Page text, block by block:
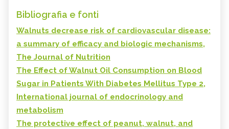
Bibliografia e fonti
Walnuts decrease risk of cardiovascular disease:
a summary of efficacy and biologic mechanisms,
The Journal of Nutrition
The Effect of Walnut Oil Consumption on Blood
Sugar in Patients With Diabetes Mellitus Type 2,
International journal of endocrinology and
metabolism
The protective effect of peanut, walnut, and